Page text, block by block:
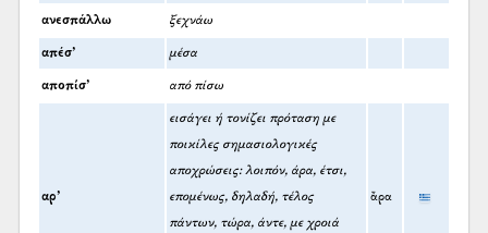
ανεσπάλλω ξεχνάω
απέσ’ μέσα
αποπίσ’ από πίσω
αρ’
εισάγει ή τονίζει πρόταση με
ποικίλες σημασιολογικές
αποχρώσεις: λοιπόν, άρα, έτσι,
επομένως, δηλαδή, τέλος
πάντων, τώρα, άντε, με χροιά
ἄρα